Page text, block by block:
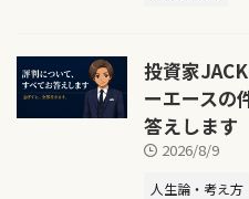
投資家
ーエースの
答えします
2026/8/9
人生論・考え方